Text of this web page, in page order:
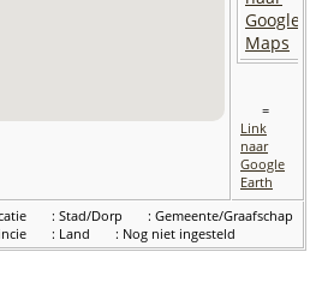
=
Link
naar
Google
Earth
: Stad/Dorp
: Gemeente/Graafschap
: Land : Nog niet ingesteld